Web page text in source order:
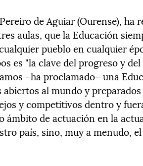
de Aguiar (Ourense), ha
aulas, que la Educación
pueblo en cualquier
es "la clave del progreso y
–ha proclamado– una
al mundo y
y competitivos dentro y
de actuación en la
país, sino, muy a menudo,